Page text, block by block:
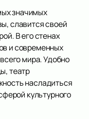
значимых
славится своей
В его стенах
и современных
мира. Удобно
театр
насладиться
культурного